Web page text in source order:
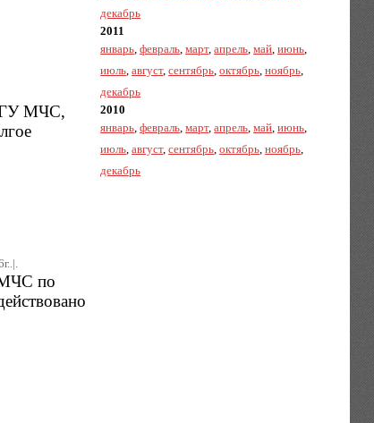
ГУ МЧС,
МЧС по
декабрь
2011
январь,февраль,март,апрель,май,июнь,
июль,август,сентябрь,октябрь,ноябрь,
декабрь
2010
январь,февраль,март,апрель,май,июнь,
июль,август,сентябрь,октябрь,ноябрь,
декабрь